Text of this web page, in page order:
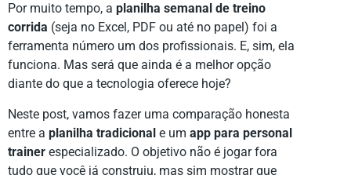
Por muito tempo, a planilha semanal de treino
corrida (seja no Excel, PDF ou até no papel) foi a
ferramenta número um dos profissionais. E, sim, ela
funciona. Mas será que ainda é a melhor opção
diante do que a tecnologia oferece hoje?
Neste post, vamos fazer uma comparação honesta
entre a planilha tradicional e um app para personal
trainer especializado. O objetivo não é jogar fora
tudo que você já construiu, mas sim mostrar que